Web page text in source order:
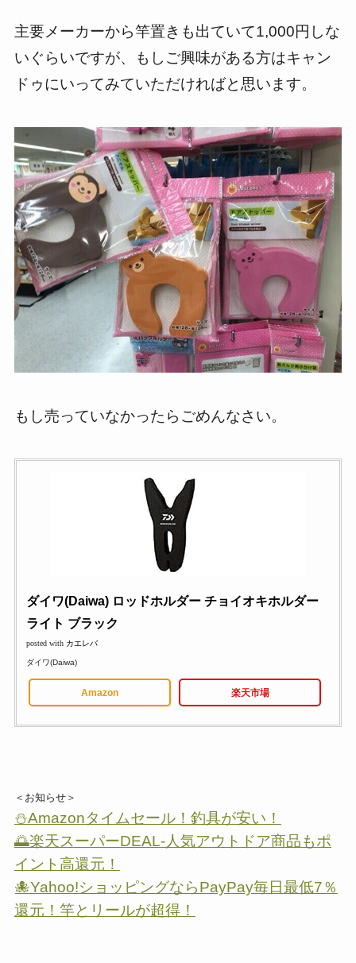
主要メーカーから竿置きも出ていて1,000円しな
いぐらいですが、もしご興味がある方はキャン
ドゥにいってみていただければと思います。
もし売っていなかったらごめんなさい。
ダイワ(Daiwa) ロッドホルダー チョイオキホルダー
ライト ブラック
posted with カエレバ
ダイワ(Daiwa)
Amazon 楽天市場
＜お知らせ＞
⛄Amazonタイムセール！釣具が安い！
🌅楽天スーパーDEAL-人気アウトドア商品もポ
イント高還元！
🐙Yahoo!ショッピングならPayPay毎日最低7％
還元！竿とリールが超得！